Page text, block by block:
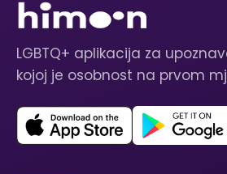
LGBTQ+ aplikacija za
kojoj je osobnost na prvom